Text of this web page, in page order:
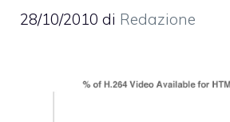
28/10/2010 di Redazione